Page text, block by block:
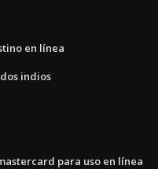
en línea
indios
para uso en línea